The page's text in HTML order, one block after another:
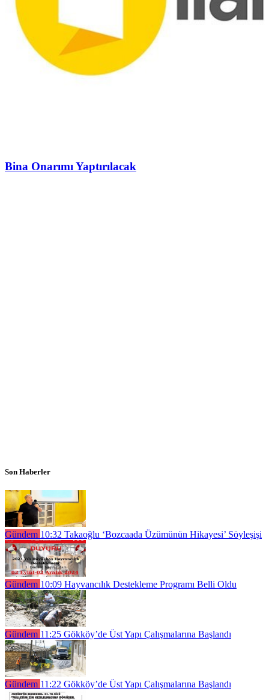
Bina Onarımı Yaptırılacak
Son Haberler
Gündem 10:32 Takaoğlu ‘Bozcaada Üzümünün Hikayesi’ Söyleşişi
Gündem 10:09 Hayvancılık Destekleme Programı Belli Oldu
Gündem 11:25 Gökköy’de Üst Yapı Çalışmalarına Başlandı
Gündem 11:22 Gökköy’de Üst Yapı Çalışmalarına Başlandı